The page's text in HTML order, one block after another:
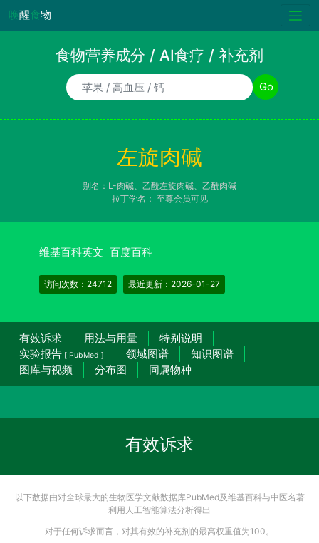
唤醒食物
食物营养成分 / AI食疗 / 补充剂
食物/AI食疗诉求/补充剂名称 Go
左旋肉碱
别名：L-肉碱、乙酰左旋肉碱、乙酰肉碱
拉丁学名： 至尊会员可见
维基百科英文 百度百科
访问次数：24712 最近更新：2026-01-27
有效诉求 用法与用量
特别说明
实验报告 [ PubMed ] 领域图谱
知识图谱
图库与视频
分布图 同属物种
有效诉求
以下数据由对全球最大的生物医学文献数据库PubMed及维基百科与中医名著
利用人工智能算法分析得出
对于任何诉求而言，对其有效的补充剂的最高权重值为100。